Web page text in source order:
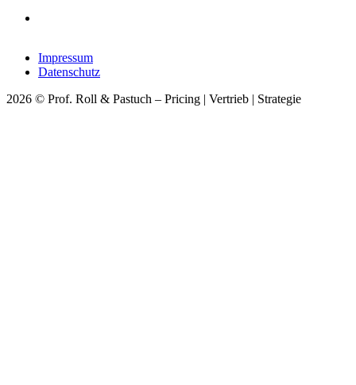
Impressum
Datenschutz
2026 © Prof. Roll & Pastuch – Pricing | Vertrieb | Strategie